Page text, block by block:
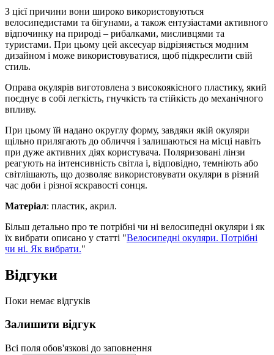
З цієї причини вони широко використовуються
велосипедистами та бігунами, а також ентузіастами активного
відпочинку на природі – рибалками, мисливцями та
туристами. При цьому цей аксесуар відрізняється модним
дизайном і може використовуватися, щоб підкреслити свій
стиль.
Оправа окулярів виготовлена ​​з високоякісного пластику, який
поєднує в собі легкість, гнучкість та стійкість до механічного
впливу.
При цьому їй надано округлу форму, завдяки якій окуляри
щільно прилягають до обличчя і залишаються на місці навіть
при дуже активних діях користувача. Поляризовані лінзи
реагують на інтенсивність світла і, відповідно, темніють або
світлішають, що дозволяє використовувати окуляри в різний
час доби і різної яскравості сонця.
Матеріал: пластик, акрил.
Більш детально про те потрібні чи ні велосипедні окуляри і як
їх вибрати описано у статті "Велосипедні окуляри. Потрібні
чи ні. Як вибрати."
Відгуки
Поки немає відгуків
Залишити відгук
Всі поля обов'язкові до заповнення